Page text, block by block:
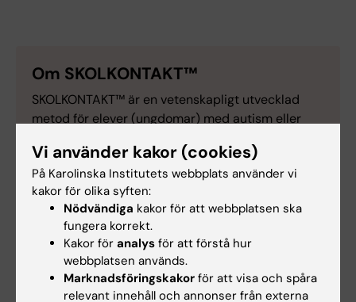
Om SKOLKONTAKT™
SKOLKONTAKT™ är en vetenskapligt utvecklad
metod för elever (ungdomar) med autism eller
behov av att träna sina sociala färdigheter i
skolans miljö.
Karolinska Institutet erbjuder en
grupptränarutbildning i SKOLKONTAKT. Kursen
vänder sig till personer som önskar bli
grupptränare i SKOLKONTAKT och som arbetar
med ungdomar och denna målgrupp i skolans
Vi använder kakor (cookies)
På Karolinska Institutets webbplats använder vi
kakor för olika syften:
Nödvändiga kakor för att webbplatsen ska
fungera korrekt.
Kakor för analys för att förstå hur
webbplatsen används.
Marknadsföringskakor för att visa och spåra
relevant innehåll och annonser från externa